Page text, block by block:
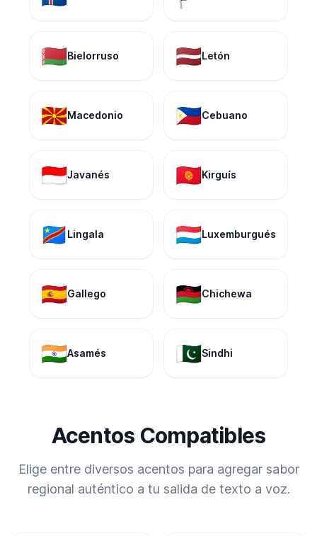
🇧🇾Bielorruso 🇱🇻Letón
🇲🇰Macedonio 🇵🇭Cebuano
🇮🇩Javanés 🇰🇬Kirguís
🇨🇩Lingala 🇱🇺Luxemburgués
🇪🇸Gallego 🇲🇼Chichewa
🇮🇳Asamés 🇵🇰Sindhi
Acentos Compatibles
Elige entre diversos acentos para agregar sabor
regional auténtico a tu salida de texto a voz.